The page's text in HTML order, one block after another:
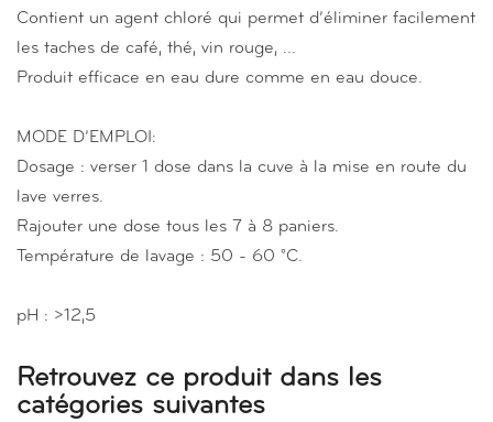
Contient un agent chloré qui permet d’éliminer facilement
les taches de café, thé, vin rouge, ...
Produit efficace en eau dure comme en eau douce.
MODE D’EMPLOI:
Dosage : verser 1 dose dans la cuve à la mise en route du
lave verres.
Rajouter une dose tous les 7 à 8 paniers.
Température de lavage : 50 - 60 °C.
pH : >12,5
Retrouvez ce produit dans les
catégories suivantes